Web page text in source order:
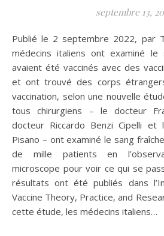
septembre 13,
Publié le 2 septembre 2022, par The Epoch Times Des
médecins italiens ont examiné
avaient été vaccinés avec des
et ont trouvé des corps
vaccination, selon une nouvelle
tous chirurgiens – le docteur
docteur Riccardo Benzi Cipelli et
Pisano – ont examiné le sang
de mille patients en
microscope pour voir ce qui se
résultats ont été publiés dans
Vaccine Theory, Practice, and
cette étude, les médecins italiens…